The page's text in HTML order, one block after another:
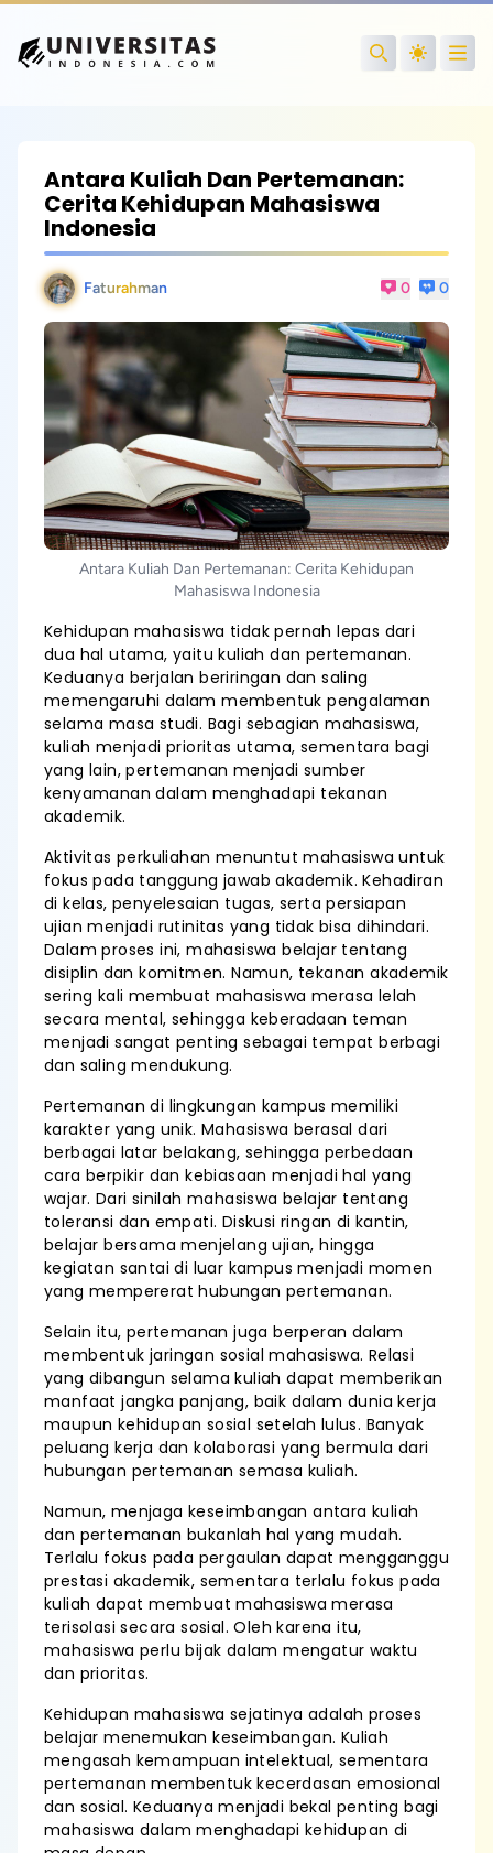
Search
Antara Kuliah Dan Pertemanan:
Cerita Kehidupan Mahasiswa
Indonesia
Faturahman 0 0
Antara Kuliah Dan Pertemanan: Cerita Kehidupan
Mahasiswa Indonesia
Kehidupan mahasiswa tidak pernah lepas dari
dua hal utama, yaitu kuliah dan pertemanan.
Keduanya berjalan beriringan dan saling
memengaruhi dalam membentuk pengalaman
selama masa studi. Bagi sebagian mahasiswa,
kuliah menjadi prioritas utama, sementara bagi
yang lain, pertemanan menjadi sumber
kenyamanan dalam menghadapi tekanan
akademik.
Aktivitas perkuliahan menuntut mahasiswa untuk
fokus pada tanggung jawab akademik. Kehadiran
di kelas, penyelesaian tugas, serta persiapan
ujian menjadi rutinitas yang tidak bisa dihindari.
Dalam proses ini, mahasiswa belajar tentang
disiplin dan komitmen. Namun, tekanan akademik
sering kali membuat mahasiswa merasa lelah
secara mental, sehingga keberadaan teman
menjadi sangat penting sebagai tempat berbagi
dan saling mendukung.
Pertemanan di lingkungan kampus memiliki
karakter yang unik. Mahasiswa berasal dari
berbagai latar belakang, sehingga perbedaan
cara berpikir dan kebiasaan menjadi hal yang
wajar. Dari sinilah mahasiswa belajar tentang
toleransi dan empati. Diskusi ringan di kantin,
belajar bersama menjelang ujian, hingga
kegiatan santai di luar kampus menjadi momen
yang mempererat hubungan pertemanan.
Selain itu, pertemanan juga berperan dalam
membentuk jaringan sosial mahasiswa. Relasi
yang dibangun selama kuliah dapat memberikan
manfaat jangka panjang, baik dalam dunia kerja
maupun kehidupan sosial setelah lulus. Banyak
peluang kerja dan kolaborasi yang bermula dari
hubungan pertemanan semasa kuliah.
Namun, menjaga keseimbangan antara kuliah
dan pertemanan bukanlah hal yang mudah.
Terlalu fokus pada pergaulan dapat mengganggu
prestasi akademik, sementara terlalu fokus pada
kuliah dapat membuat mahasiswa merasa
terisolasi secara sosial. Oleh karena itu,
mahasiswa perlu bijak dalam mengatur waktu
dan prioritas.
Kehidupan mahasiswa sejatinya adalah proses
belajar menemukan keseimbangan. Kuliah
mengasah kemampuan intelektual, sementara
pertemanan membentuk kecerdasan emosional
dan sosial. Keduanya menjadi bekal penting bagi
mahasiswa dalam menghadapi kehidupan di